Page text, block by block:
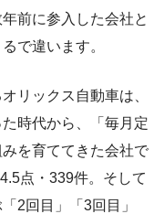
前に参入した会社と
で違います。
リックス自動車は、
時代から、「毎月定
を育ててきた会社で
点・339件。そして
2回目」「3回目」